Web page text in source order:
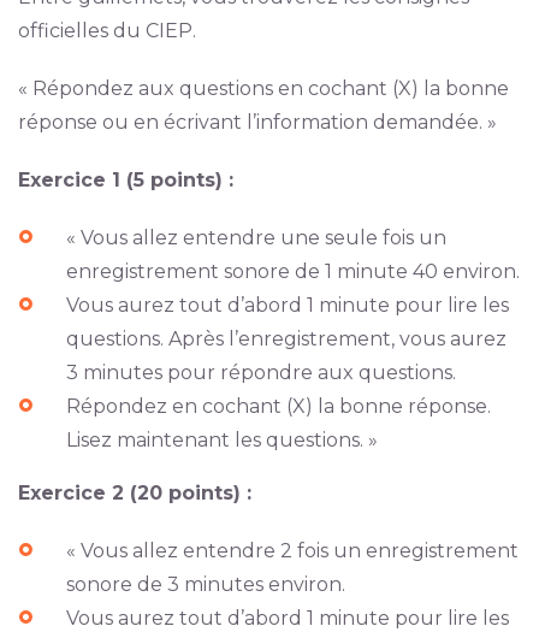
officielles du CIEP.
« Répondez aux questions en cochant (X) la bonne
réponse ou en écrivant l’information demandée. »
Exercice 1 (5 points) :
« Vous allez entendre une seule fois un
enregistrement sonore de 1 minute 40 environ.
Vous aurez tout d’abord 1 minute pour lire les
questions. Après l’enregistrement, vous aurez
3 minutes pour répondre aux questions.
Répondez en cochant (X) la bonne réponse.
Lisez maintenant les questions. »
Exercice 2 (20 points) :
« Vous allez entendre 2 fois un enregistrement
sonore de 3 minutes environ.
Vous aurez tout d’abord 1 minute pour lire les